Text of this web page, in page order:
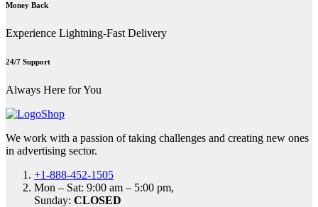
Money Back
Experience Lightning-Fast Delivery
24/7 Support
Always Here for You
We work with a passion of taking challenges and creating new ones
in advertising sector.
+1-888-452-1505
Mon – Sat: 9:00 am – 5:00 pm,
Sunday: CLOSED